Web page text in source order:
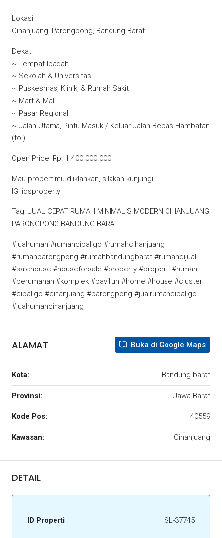
Lokasi:
Cihanjuang, Parongpong, Bandung Barat
Dekat:
~ Tempat Ibadah
~ Sekolah & Universitas
~ Puskesmas, Klinik, & Rumah Sakit
~ Mart & Mal
~ Pasar Regional
~ Jalan Utama, Pintu Masuk / Keluar Jalan Bebas Hambatan
(tol)
Open Price: Rp. 1.400.000.000
Mau propertimu diiklankan, silakan kunjungi:
IG: idsproperty
Tag: JUAL CEPAT RUMAH MINIMALIS MODERN CIHANJUANG
PARONGPONG BANDUNG BARAT
#jualrumah #rumahcibaligo #rumahcihanjuang
#rumahparongpong #rumahbandungbarat #rumahdijual
#salehouse #houseforsale #property #properti #rumah
#perumahan #komplek #paviliun #home #house #cluster
#cibaligo #cihanjuang #parongpong #jualrumahcibaligo
#jualrumahcihanjuang
ALAMAT Buka di Google Maps
Kota: Bandung barat
Provinsi: Jawa Barat
Kode Pos: 40559
Kawasan: Cihanjuang
DETAIL
ID Properti SL-37745